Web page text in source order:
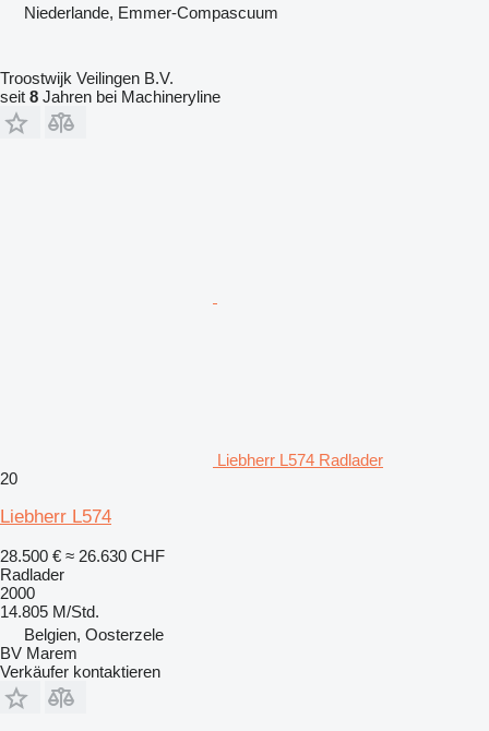
Niederlande, Emmer-Compascuum
Troostwijk Veilingen B.V.
seit 8 Jahren bei Machineryline
Liebherr L574 Radlader
20
Liebherr L574
28.500 € ≈ 26.630 CHF
Radlader
2000
14.805 M/Std.
Belgien, Oosterzele
BV Marem
Verkäufer kontaktieren